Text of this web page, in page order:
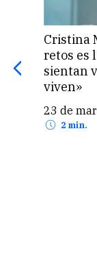
Cristina
retos es
sientan
viven»
23 de
2 min.